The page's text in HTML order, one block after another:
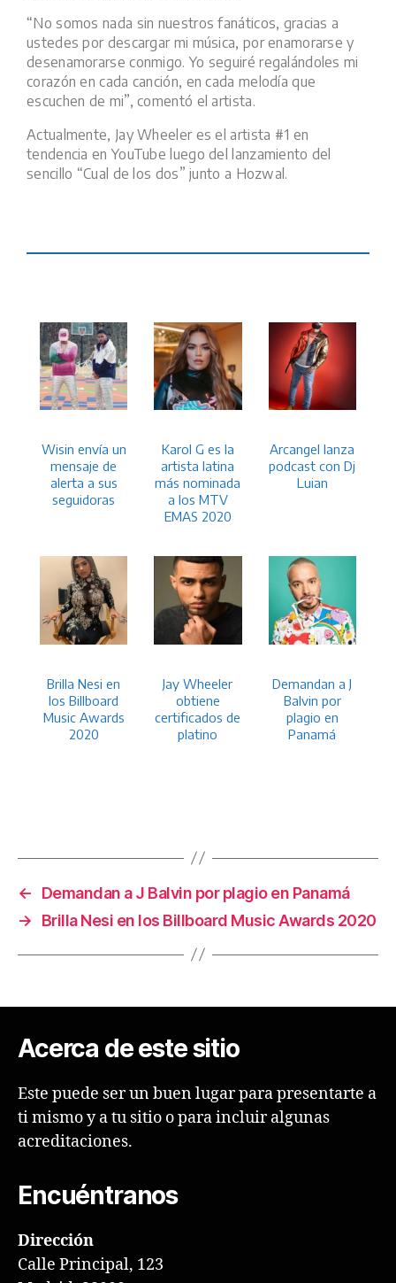
“No somos nada sin nuestros fanáticos, gracias a
ustedes por descargar mi música, por enamorarse y
desenamorarse conmigo. Yo seguiré regalándoles mi
corazón en cada canción, en cada melodía que
escuchen de mi”, comentó el artista.
Actualmente, Jay Wheeler es el artista #1 en
tendencia en YouTube luego del lanzamiento del
sencillo “Cual de los dos” junto a Hozwal.
Wisin envía un
mensaje de
alerta a sus
seguidoras
Karol G es la
artista latina
más nominada
a los MTV
EMAS 2020
Arcangel lanza
podcast con Dj
Luian
Brilla Nesi en
los Billboard
Music Awards
2020
Jay Wheeler
obtiene
certificados de
platino
Demandan a J
Balvin por
plagio en
Panamá
←
Demandan a J Balvin por plagio en Panamá
→
Brilla Nesi en los Billboard Music Awards 2020
Acerca de este sitio
Este puede ser un buen lugar para presentarte a
ti mismo y a tu sitio o para incluir algunas
acreditaciones.
Encuéntranos
Dirección
Calle Principal, 123